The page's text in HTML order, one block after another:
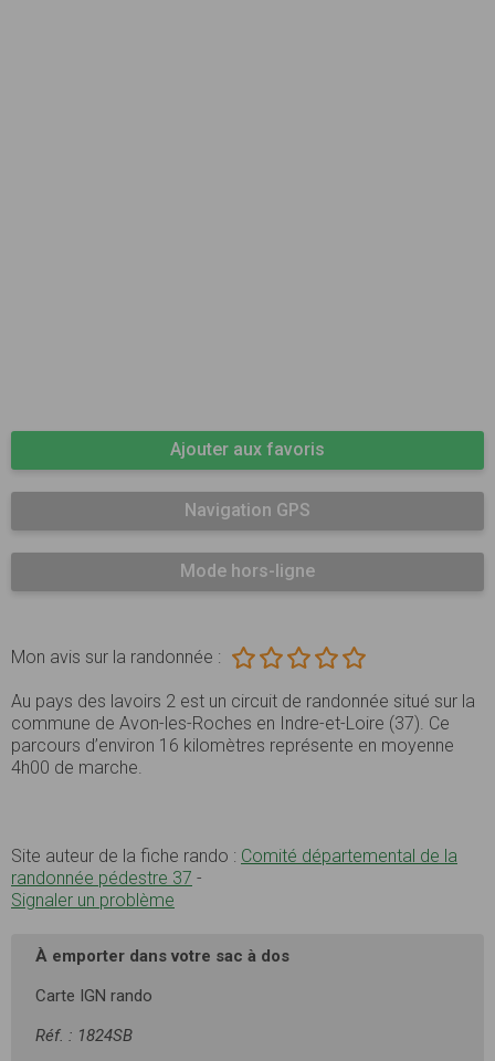
Ajouter aux favoris
Navigation GPS
Mode hors-ligne
Mon avis sur la randonnée :
Au pays des lavoirs 2 est un circuit de randonnée situé sur la
commune de Avon-les-Roches en Indre-et-Loire (37). Ce
parcours d’environ 16 kilomètres représente en moyenne
4h00 de marche.
Site auteur de la fiche rando : Comité départemental de la
randonnée pédestre 37 -
Signaler un problème
À emporter dans votre sac à dos
Carte IGN rando
Réf. : 1824SB